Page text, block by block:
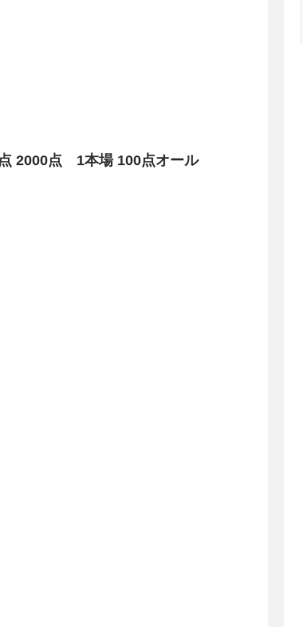
2000点 1本場 100点オール